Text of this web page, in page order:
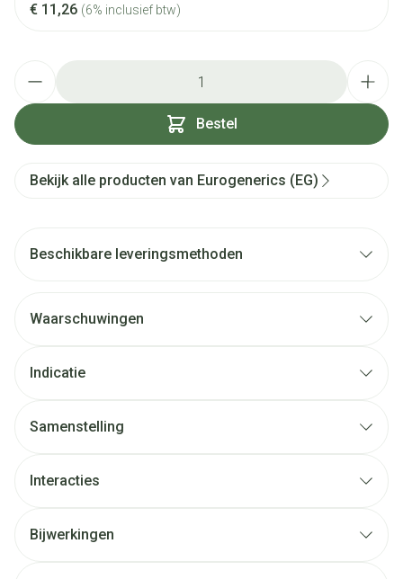
€ 11,26 (6% inclusief btw)
Bestel
Bekijk alle producten van Eurogenerics (EG)
Beschikbare leveringsmethoden
Waarschuwingen
Indicatie
Samenstelling
Interacties
Bijwerkingen